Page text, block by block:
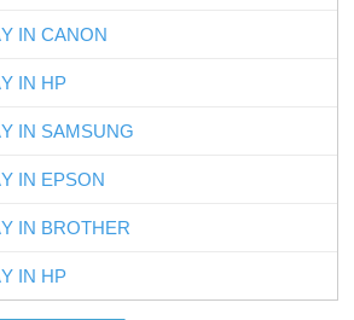
IN CANON
IN HP
IN SAMSUNG
IN EPSON
IN BROTHER
IN HP